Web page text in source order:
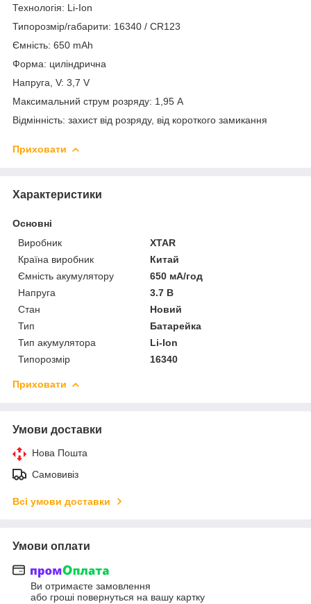
Технологія: Li-Ion
Типорозмір/габарити: 16340 / CR123
Ємність: 650 mAh
Форма: циліндрична
Напруга, V: 3,7 V
Максимальний струм розряду: 1,95 A
Відмінність: захист від розряду, від короткого замикання
Приховати
Характеристики
Основні
Виробник
XTAR
Країна виробник
Китай
Ємність акумулятору
650 мА/год
Напруга
3.7 В
Стан
Новий
Тип
Батарейка
Тип акумулятора
Li-Ion
Типорозмір
16340
Приховати
Умови доставки
Нова Пошта
Самовивіз
Всі умови доставки
Умови оплати
Ви отримаєте замовлення
або гроші повернуться на вашу картку